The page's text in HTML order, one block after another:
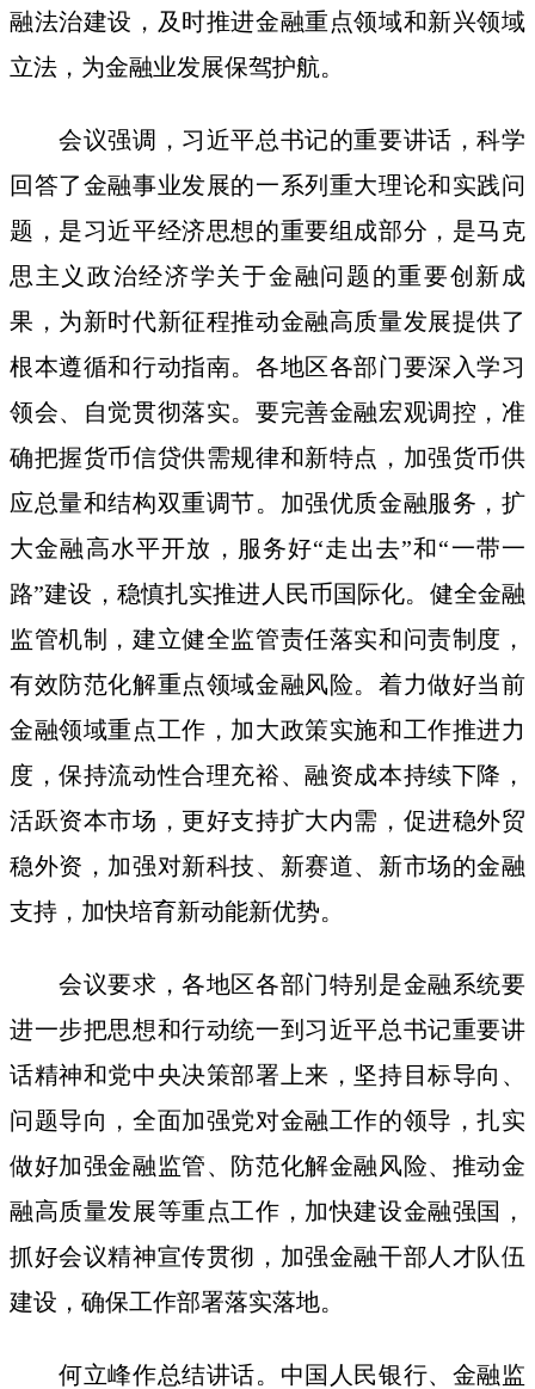
融法治建设，及时推进金融重点领域和新兴领域
立法，为金融业发展保驾护航。
会议强调，习近平总书记的重要讲话，科学
回答了金融事业发展的一系列重大理论和实践问
题，是习近平经济思想的重要组成部分，是马克
思主义政治经济学关于金融问题的重要创新成
果，为新时代新征程推动金融高质量发展提供了
根本遵循和行动指南。各地区各部门要深入学习
领会、自觉贯彻落实。要完善金融宏观调控，准
确把握货币信贷供需规律和新特点，加强货币供
应总量和结构双重调节。加强优质金融服务，扩
大金融高水平开放，服务好“走出去”和“一带一
路”建设，稳慎扎实推进人民币国际化。健全金融
监管机制，建立健全监管责任落实和问责制度，
有效防范化解重点领域金融风险。着力做好当前
金融领域重点工作，加大政策实施和工作推进力
度，保持流动性合理充裕、融资成本持续下降，
活跃资本市场，更好支持扩大内需，促进稳外贸
稳外资，加强对新科技、新赛道、新市场的金融
支持，加快培育新动能新优势。
会议要求，各地区各部门特别是金融系统要
进一步把思想和行动统一到习近平总书记重要讲
话精神和党中央决策部署上来，坚持目标导向、
问题导向，全面加强党对金融工作的领导，扎实
做好加强金融监管、防范化解金融风险、推动金
融高质量发展等重点工作，加快建设金融强国，
抓好会议精神宣传贯彻，加强金融干部人才队伍
建设，确保工作部署落实落地。
何立峰作总结讲话。中国人民银行、金融监